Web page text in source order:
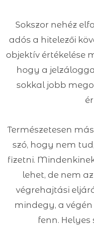
Sokszor nehéz
adós a hitelezői
objektív értékelése
hogy a
sokkal jobb
Természetesen
szó, hogy nem
fizetni.
lehet, de nem
végrehajtási
mindegy, a
fenn.